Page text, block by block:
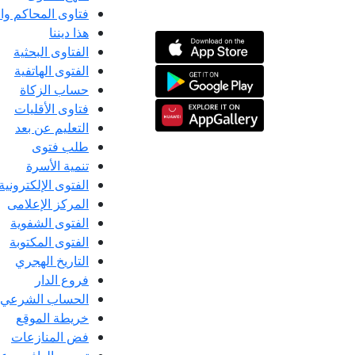
فتاوى المحاكم
هذا ديننا
الفتاوى البحثية
الفتوى الهاتفية
حساب الزكاة
فتاوى الأقليات
التعليم عن بعد
طلب فتوى
تنمية الأسرة
الفتوى الإلكترونية
المركز الإعلامى
الفتوى الشفوية
الفتوى المكتوبة
التاريخ الهجري
فروع الدار
الحساب الشرعي
خريطة الموقع
فض المنازعات